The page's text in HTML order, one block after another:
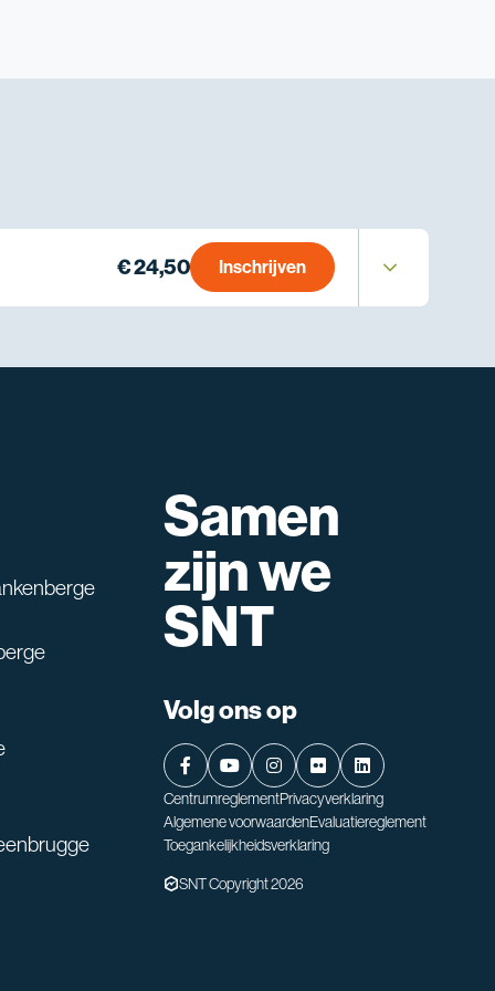
€ 24,50 Inschrijven
Samen
zijn we
SNT
Volg ons op
CentrumreglementPrivacyverklaring
Algemene voorwaardenEvaluatiereglement
Toegankelijkheidsverklaring
SNT Copyright 2026